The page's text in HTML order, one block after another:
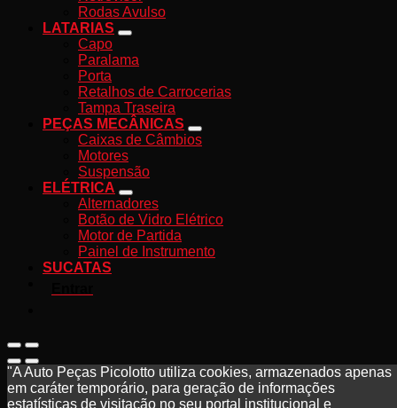
Rodas Avulso
LATARIAS
Capo
Paralama
Porta
Retalhos de Carrocerias
Tampa Traseira
PEÇAS MECÂNICAS
Caixas de Câmbios
Motores
Suspensão
ELÉTRICA
Alternadores
Botão de Vidro Elétrico
Motor de Partida
Painel de Instrumento
SUCATAS
"A Auto Peças Picolotto utiliza cookies, armazenados apenas
em caráter temporário, para geração de informações
estatísticas de visitação no seu portal institucional e